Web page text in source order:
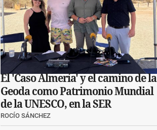
El 'Caso Almería' y el camino de la
Geoda como Patrimonio Mundial
de la UNESCO, en la SER
ROCÍO SÁNCHEZ